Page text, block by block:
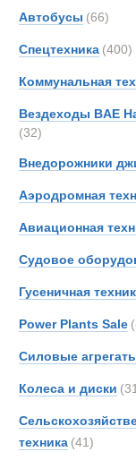
Автобусы (66)
Спецтехника (400)
Коммунальная
Вездеходы BAE
(32)
Внедорожники
Аэродромная
Авиационная
Судовое
Гусеничная
Power Plants Sale
Силовые
Колеса и диски
техника (41)